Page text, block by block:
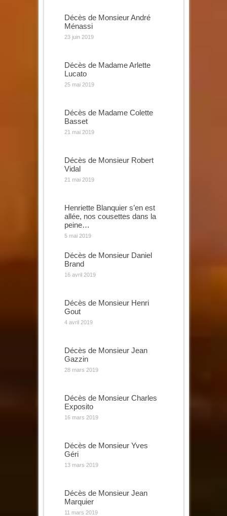
Décès de Monsieur André
Ménassi
23 juin 2019
Décès de Madame Arlette
Lucato
25 mai 2019
Décès de Madame Colette
Basset
21 mai 2019
Décès de Monsieur Robert
Vidal
21 mai 2019
Henriette Blanquier s’en est
allée, nos cousettes dans la
peine…
5 mai 2019
Décès de Monsieur Daniel
Brand
16 avril 2019
Décès de Monsieur Henri
Gout
4 avril 2019
Décès de Monsieur Jean
Gazzin
28 mars 2019
Décès de Monsieur Charles
Exposito
16 mars 2019
Décès de Monsieur Yves
Géri
13 mars 2019
Décès de Monsieur Jean
Marquier
11 mars 2019